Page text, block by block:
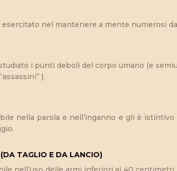
nel mantenere a mente numerosi
i punti deboli del corpo umano (e
).
nella parola e nell’inganno e gli è
TAGLIO E DA LANCIO)